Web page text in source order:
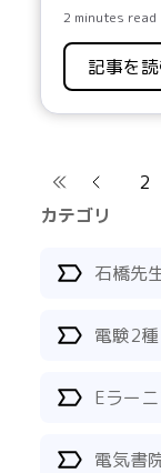
カテゴリ
石橋先
電験2種
Eラー
電気書
2 minutes read
記事を
2